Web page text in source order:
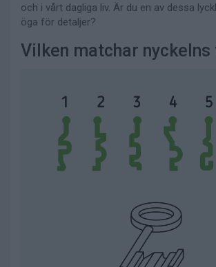
och i vårt dagliga liv. Är du en av dessa
öga för detaljer?
Vilken matchar nyckelns